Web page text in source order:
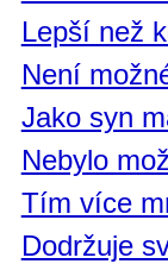
Lepší než
Není
Jako syn
Nebylo
Tím více
Dodržuje